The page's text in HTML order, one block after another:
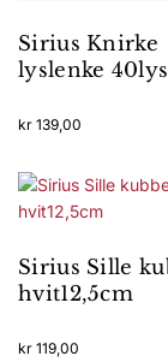
Sirius Knirke
lyslenke 40lys
kr 139,00
Sirius Sille
hvit12,5cm
kr 119,00